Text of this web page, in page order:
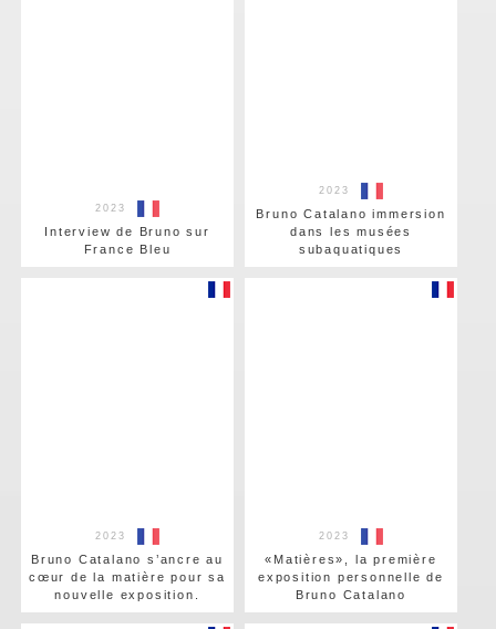
2023
Interview de Bruno sur
France Bleu
2023
Bruno Catalano immersion
dans les musées
subaquatiques
2023
Bruno Catalano s’ancre au
cœur de la matière pour sa
nouvelle exposition.
2023
«Matières», la première
exposition personnelle de
Bruno Catalano